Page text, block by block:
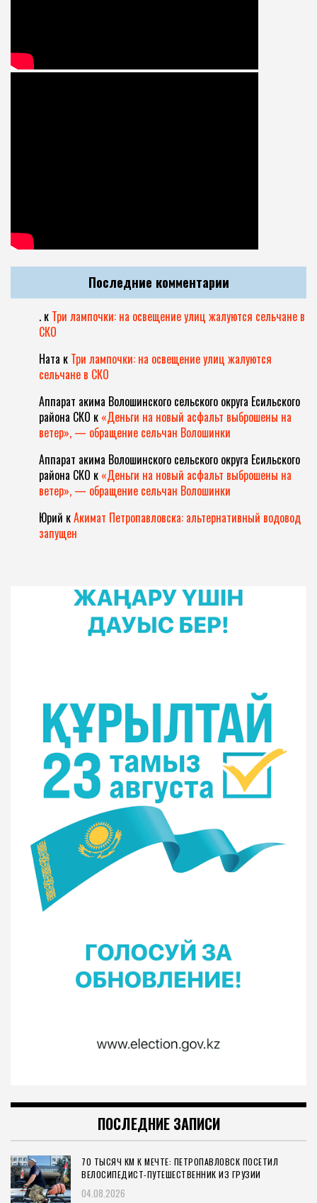
Последние комментарии
. к Три лампочки: на освещение улиц жалуются сельчане в
СКО
Ната к Три лампочки: на освещение улиц жалуются
сельчане в СКО
Аппарат акима Волошинского сельского округа Есильского
района СКО к «Деньги на новый асфальт выброшены на
ветер», — обращение сельчан Волошинки
Аппарат акима Волошинского сельского округа Есильского
района СКО к «Деньги на новый асфальт выброшены на
ветер», — обращение сельчан Волошинки
Юрий кАкимат Петропавловска: альтернативный водовод
запущен
ПОСЛЕДНИЕ ЗАПИСИ
70 ТЫСЯЧ КМ К МЕЧТЕ: ПЕТРОПАВЛОВСК ПОСЕТИЛ
ВЕЛОСИПЕДИСТ-ПУТЕШЕСТВЕННИК ИЗ ГРУЗИИ
04.08.2026